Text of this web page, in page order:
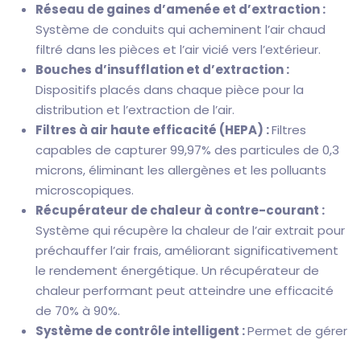
Réseau de gaines d’amenée et d’extraction :
Système de conduits qui acheminent l’air chaud
filtré dans les pièces et l’air vicié vers l’extérieur.
Bouches d’insufflation et d’extraction :
Dispositifs placés dans chaque pièce pour la
distribution et l’extraction de l’air.
Filtres à air haute efficacité (HEPA) :Filtres
capables de capturer 99,97% des particules de 0,3
microns, éliminant les allergènes et les polluants
microscopiques.
Récupérateur de chaleur à contre-courant :
Système qui récupère la chaleur de l’air extrait pour
préchauffer l’air frais, améliorant significativement
le rendement énergétique. Un récupérateur de
chaleur performant peut atteindre une efficacité
de 70% à 90%.
Système de contrôle intelligent :Permet de gérer